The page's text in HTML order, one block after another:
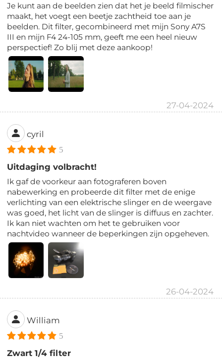
Je kunt aan de beelden zien dat het je beeld filmischer
maakt, het voegt een beetje zachtheid toe aan je
beelden. Dit filter, gecombineerd met mijn Sony A7S
III en mijn F4 24-105 mm, geeft me een heel nieuw
perspectief! Zo blij met deze aankoop!
27-04-2024
cyril
5
Uitdaging volbracht!
Ik gaf de voorkeur aan fotograferen boven
nabewerking en probeerde dit filter met de enige
verlichting van een elektrische slinger en de weergave
was goed, het licht van de slinger is diffuus en zachter.
Ik kan niet wachten om het te gebruiken voor
nachtvideo wanneer de beperkingen zijn opgeheven.
26-04-2024
William
5
Zwart 1/4 filter